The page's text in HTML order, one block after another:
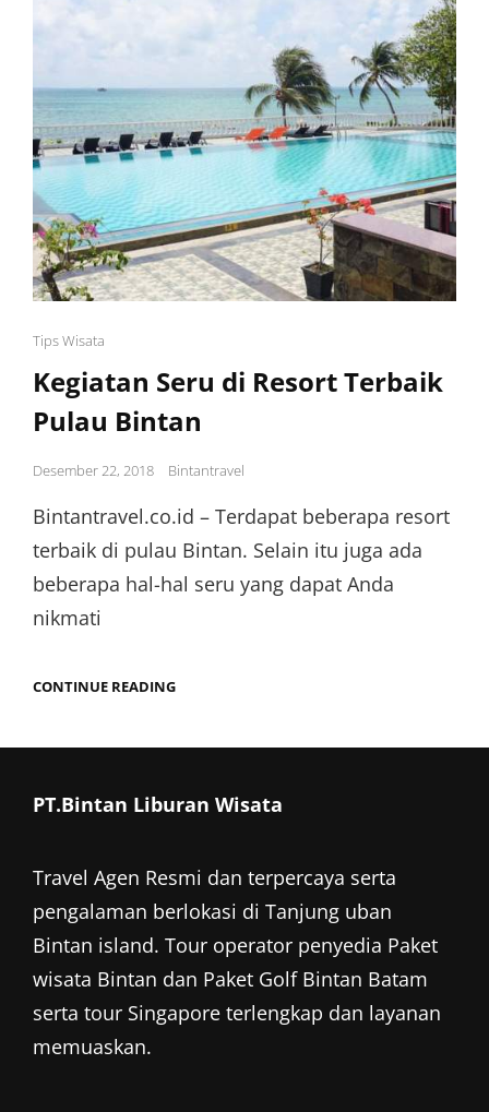
Cat
Tips Wisata
Kegiatan Seru di Resort Terbaik
Pulau Bintan
Posted
Desember 22, 2018 Bintantravel
Bintantravel.co.id – Terdapat beberapa resort
terbaik di pulau Bintan. Selain itu juga ada
beberapa hal-hal seru yang dapat Anda
nikmati
CONTINUE READINGKEGIATAN
BINTAN
PT.Bintan Liburan Wisata
Travel Agen Resmi dan terpercaya serta
pengalaman berlokasi di Tanjung uban
Bintan island. Tour operator penyedia Paket
wisata Bintan dan Paket Golf Bintan Batam
serta tour Singapore terlengkap dan layanan
memuaskan.